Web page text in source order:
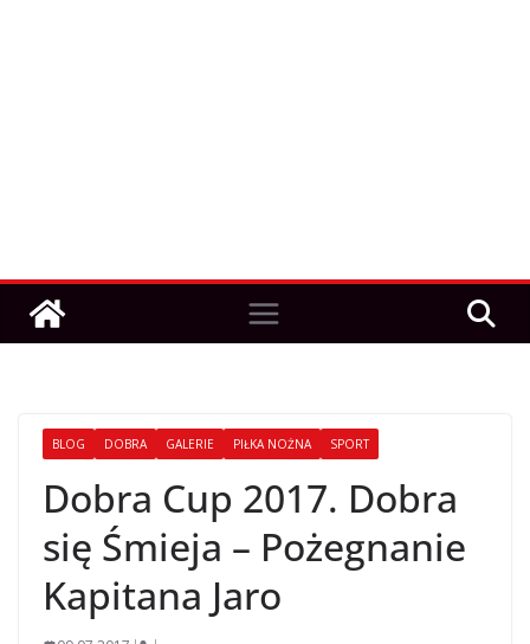
BLOG DOBRA GALERIE PIŁKA NOŻNA SPORT
Dobra Cup 2017. Dobra
się Śmieja – Pożegnanie
Kapitana Jaro